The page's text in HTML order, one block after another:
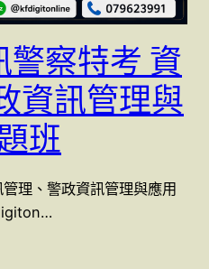
警察特考 資
資訊管理與
班
理、警政資訊管理與應用